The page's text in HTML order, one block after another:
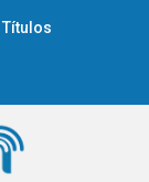
Títulos